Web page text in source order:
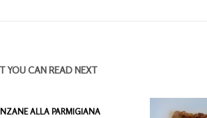
YOU CAN READ NEXT
ALLA PARMIGIANA